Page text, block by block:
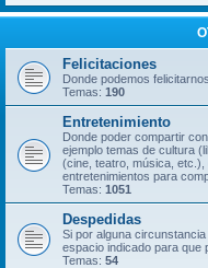
Felicitaciones
Donde podemos
Temas: 190
Entretenimiento
Donde poder compartir
ejemplo temas de cultura
(cine, teatro, música,
entretenimientos para
Temas: 1051
Despedidas
Si por alguna
espacio indicado para que
Temas: 54